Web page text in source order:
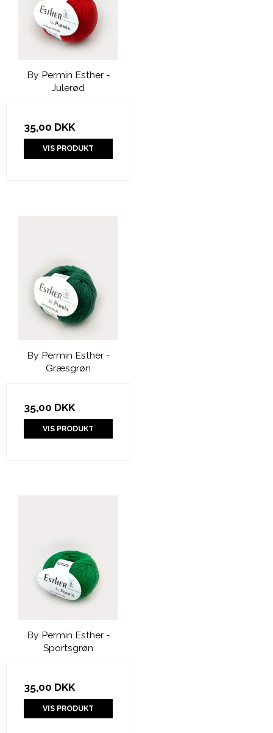
By Permin Esther -
Julerød
35,00 DKK
VIS PRODUKT
By Permin Esther -
Græsgrøn
35,00 DKK
VIS PRODUKT
By Permin Esther -
Sportsgrøn
35,00 DKK
VIS PRODUKT